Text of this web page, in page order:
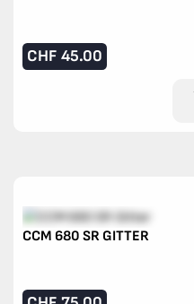
CHF 45.00
CCM 680 SR GITTER